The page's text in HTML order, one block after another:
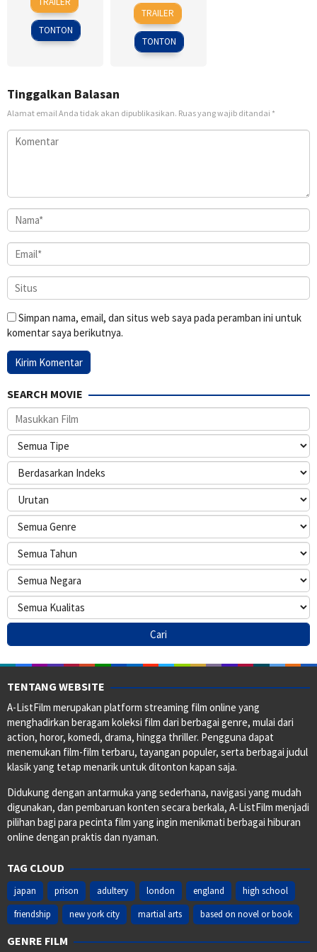
Dec
2019
Damoiseaux
TONTON
3
Jun
2010
Vincenzo
Natali
TRAILER
TONTON
Tinggalkan Balasan
Alamat email Anda tidak akan dipublikasikan. Ruas yang wajib ditandai *
Simpan nama, email, dan situs web saya pada peramban ini untuk
komentar saya berikutnya.
SEARCH MOVIE
TENTANG WEBSITE
A-ListFilm merupakan platform streaming film online yang
menghadirkan beragam koleksi film dari berbagai genre, mulai dari
action, horor, komedi, drama, hingga thriller. Pengguna dapat
menemukan film-film terbaru, tayangan populer, serta berbagai judul
klasik yang tetap menarik untuk ditonton kapan saja.
Didukung dengan antarmuka yang sederhana, navigasi yang mudah
digunakan, dan pembaruan konten secara berkala, A-ListFilm menjadi
pilihan bagi para pecinta film yang ingin menikmati berbagai hiburan
online dengan praktis dan nyaman.
TAG CLOUD
japan prison adultery london england
high school
friendship
new york city martial arts based on novel or book
GENRE FILM